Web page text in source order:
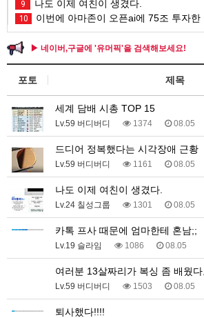
9 나도 이제 여친이 생겼다.
10 이번에 아마존이 오픈ai에 75조 투자한
▶ 네이버,구글에 '유머픽'을 검색해보세요!
포토 제목
세계 담배 시총 TOP 15
Lv.59 버디버디 1374 08.05
드디어 정복했다는 시각장애 근황
Lv.59 버디버디 1161 08.05
나도 이제 여친이 생겼다.
Lv.24 칠성그룹 1301 08.05
카톡 프사 때문에 엄마한테 혼남;;
Lv.19 슬라임 1086 08.05
여러분 13살짜리가 복싱 좀 배웠
Lv.59 버디버디 1503 08.05
퇴사했다!!!!